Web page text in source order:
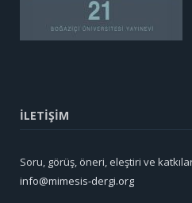
İLETİŞİM
Soru, görüş, öneri, eleştiri ve
info@mimesis-dergi.org